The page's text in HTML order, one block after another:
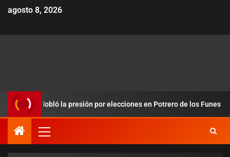
agosto 8, 2026
y redobló la presión por elecciones en Potrero de los Funes